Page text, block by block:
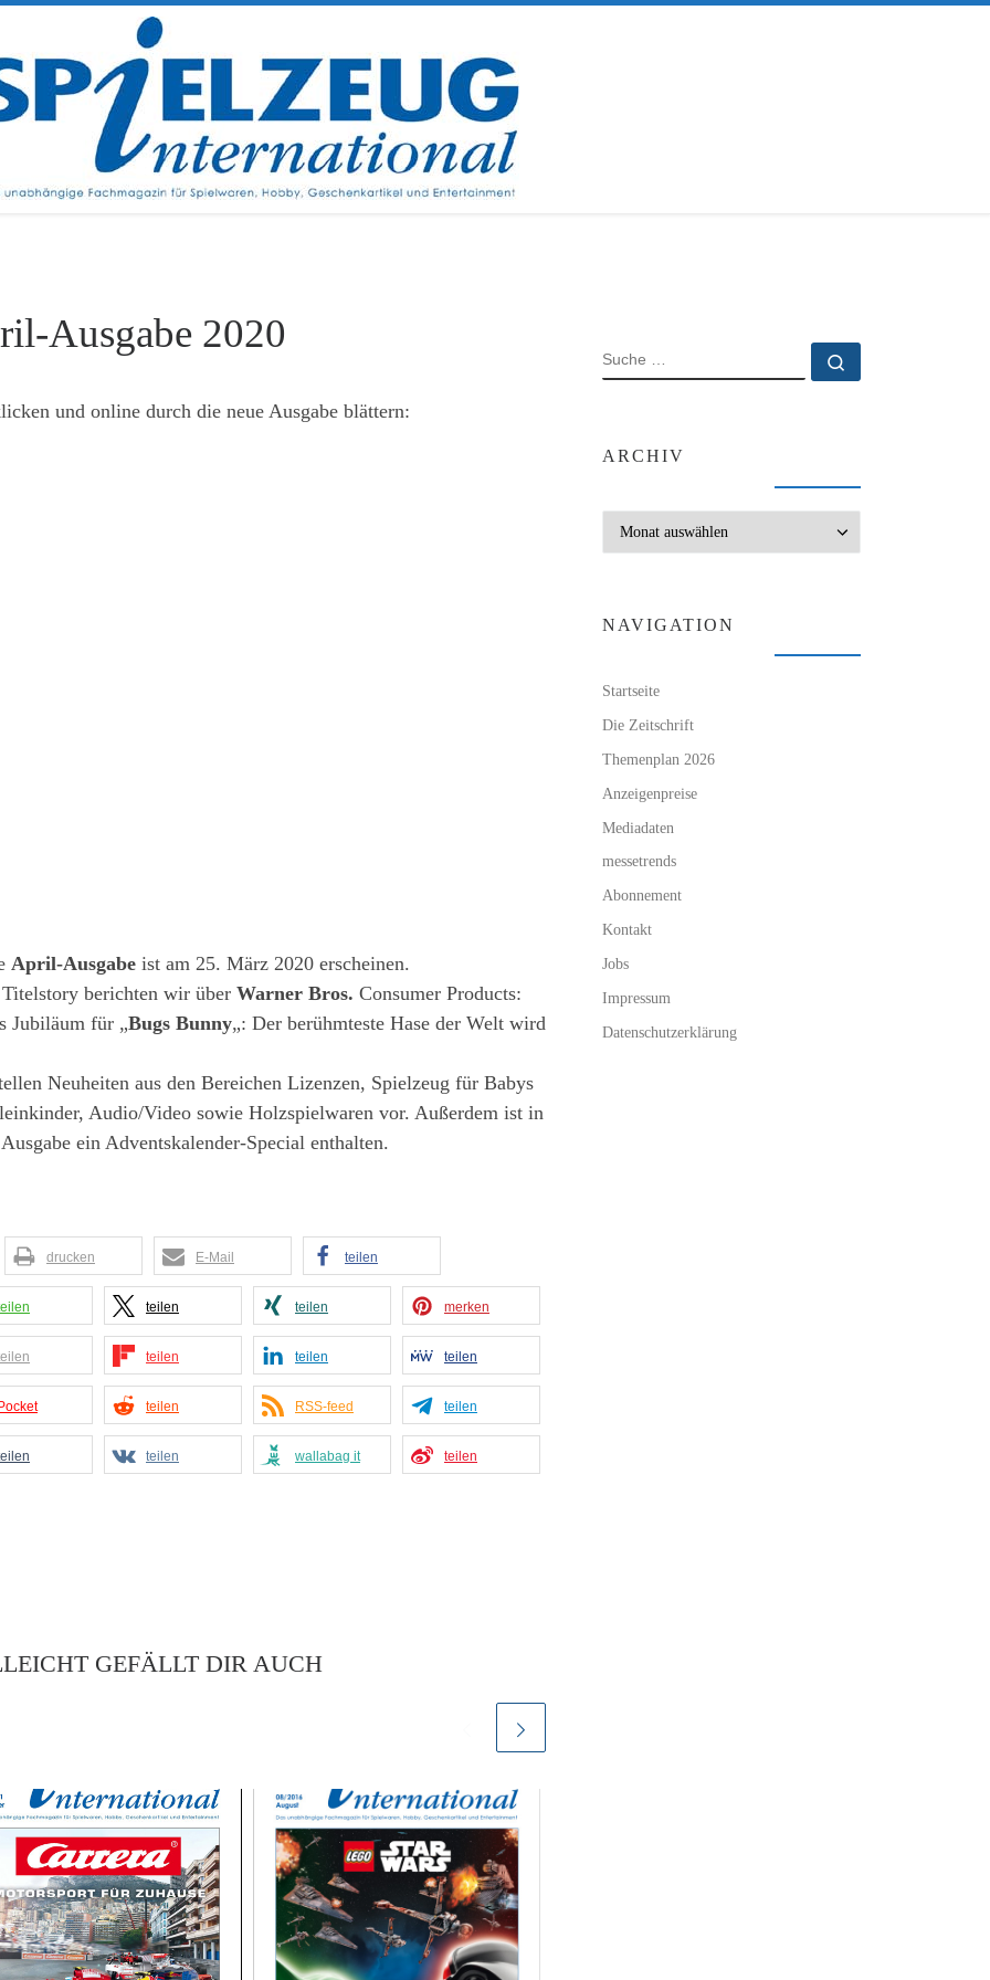
Ausgabe 2020
und online durch die neue Ausgabe blättern:
April-Ausgabe ist am 25. März 2020 erscheinen.
berichten wir über Warner Bros. Consumer Products:
Jubiläum für „Bugs Bunny„: Der berühmteste Hase der Welt wird
Neuheiten aus den Bereichen Lizenzen, Spielzeug für Babys
Audio/Video sowie Holzspielwaren vor. Außerdem ist in
ein Adventskalender-Special enthalten.
drucken E-Mail teilen
teilen teilen merken
teilen teilen teilen
teilen RSS-feed teilen
teilen wallabag it teilen
GEFÄLLT DIR AUCH
SUCHE
ARCHIV
NAVIGATION
Startseite
Die Zeitschrift
Themenplan 2026
Anzeigenpreise
Mediadaten
messetrends
Abonnement
Kontakt
Jobs
Impressum
Datenschutzerklärung